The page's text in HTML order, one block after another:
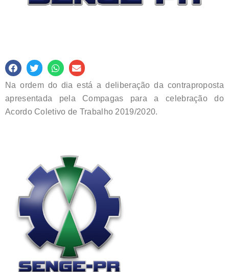
Na ordem do dia está a deliberação da contraproposta
apresentada pela Compagas para a celebração do
Acordo Coletivo de Trabalho 2019/2020.